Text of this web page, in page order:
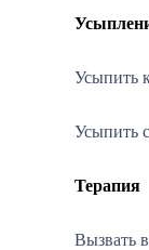
Усыпить
Усыпить
Терапия
Вызвать